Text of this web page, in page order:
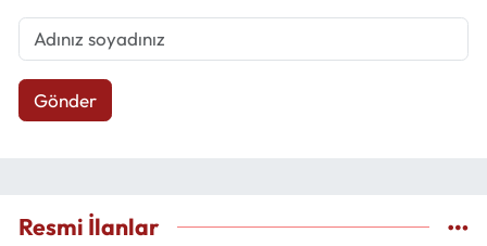
Gönder
Resmi İlanlar